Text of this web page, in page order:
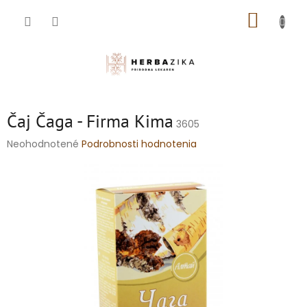
Čaj Čaga - Firma Kima 3605
Priemerné
Neohodnotené Podrobnosti hodnotenia